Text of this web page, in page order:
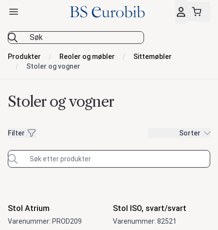
BS Eurobib
Åpne hovedmeny
Produkter Reoler og møbler
Sittemøbler
Stoler og vogner
Stoler og vogner
Filter
Filter Sorter
Produkter
Stol Atrium
Varenummer: PROD209
Stol ISO, svart/svart
Varenummer: 82521